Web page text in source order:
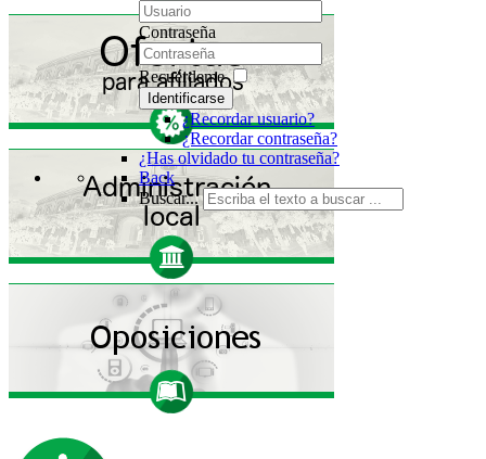
Contraseña
Recuérdeme
Identificarse
¿Recordar usuario?
¿Recordar contraseña?
¿Has olvidado tu contraseña?
Back
Buscar...